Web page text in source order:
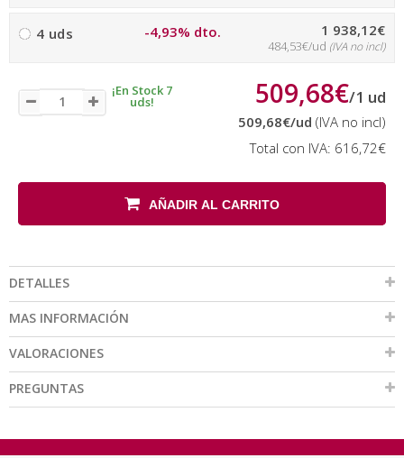
4 uds -4,93% dto. 1 938,12€
484,53€/ud (IVA no incl)
¡En Stock 7
uds! 509,68€/1 ud
509,68€/ud (IVA no incl)
Total con IVA: 616,72€
AÑADIR AL CARRITO
DETALLES
MAS INFORMACIÓN
VALORACIONES
PREGUNTAS